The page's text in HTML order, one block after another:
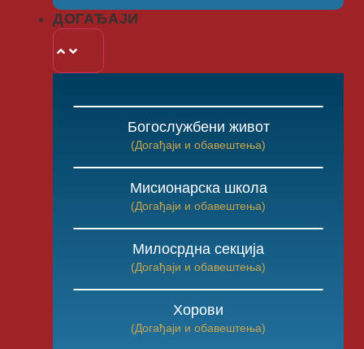
ДОГАЂАЈИ
Богослужбени живот
(Догађаји и обавештења)
Мисионарска школа
(Догађаји и обавештења)
Милосрдна секција
(Догађаји и обавештења)
Хорови
(Догађаји и обавештења)